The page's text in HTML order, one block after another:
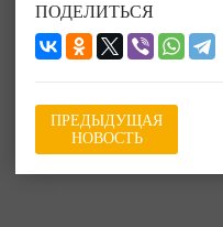
ПОДЕЛИТЬСЯ
ПРЕДЫДУЩАЯ
НОВОСТЬ